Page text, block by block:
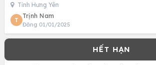
Tỉnh Hưng Yên
T
Trịnh Nam
Đăng 01/01/2025